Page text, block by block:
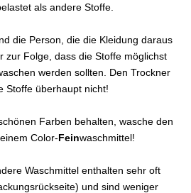
als andere Stoffe.
die Person, die die Kleidung daraus
zur Folge, dass die Stoffe möglichst
werden sollten. Den Trockner
Stoffe überhaupt nicht!
Farben behalten, wasche den
Color-Feinwaschmittel!
Waschmittel enthalten sehr oft
und sind weniger